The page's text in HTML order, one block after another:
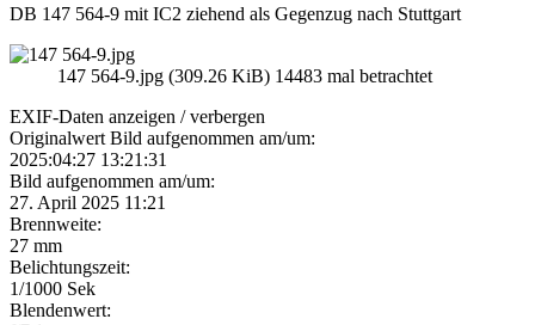
DB 147 564-9 mit IC2 ziehend als Gegenzug nach Stuttgart
147 564-9.jpg (309.26 KiB) 14483 mal betrachtet
EXIF-Daten anzeigen / verbergen
Originalwert Bild aufgenommen am/um:
2025:04:27 13:21:31
Bild aufgenommen am/um:
27. April 2025 11:21
Brennweite:
27 mm
Belichtungszeit:
1/1000 Sek
Blendenwert: